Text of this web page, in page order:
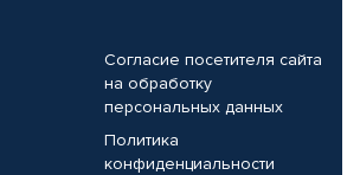
Согласие посетителя сайта
на обработку
персональных данных
Политика
конфиденциальности